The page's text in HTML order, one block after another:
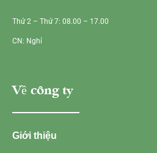
Thứ 2 – Thứ 7: 08.00 – 17.00
CN: Nghỉ
Về công ty
Giới thiệu